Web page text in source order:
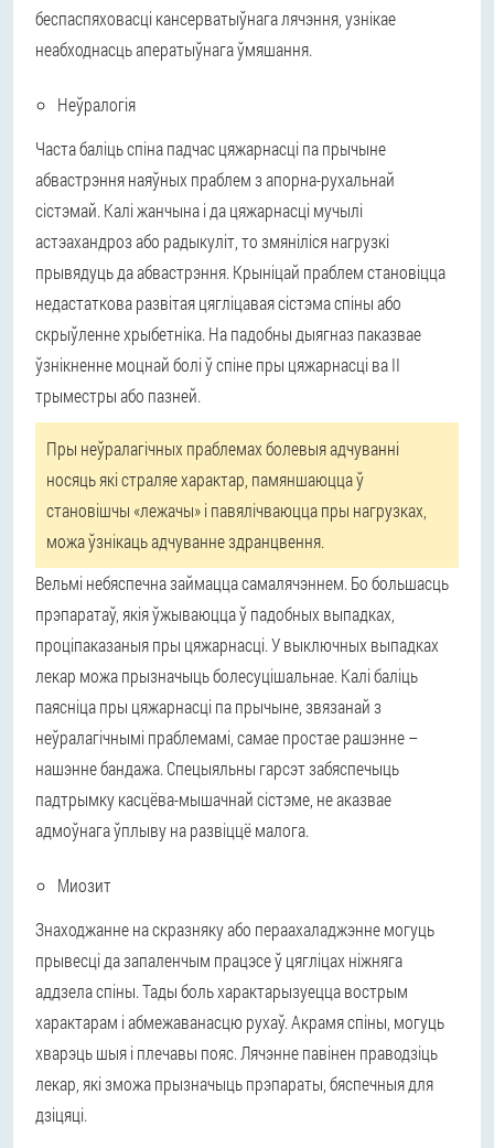
беспаспяховасці кансерватыўнага лячэння, узнікае
неабходнасць аператыўнага ўмяшання.
Неўралогія
Часта баліць спіна падчас цяжарнасці па прычыне
абвастрэння наяўных праблем з апорна-рухальнай
сістэмай. Калі жанчына і да цяжарнасці мучылі
астэахандроз або радыкуліт, то змяніліся нагрузкі
прывядуць да абвастрэння. Крыніцай праблем становіцца
недастаткова развітая цягліцавая сістэма спіны або
скрыўленне хрыбетніка. На падобны дыягназ паказвае
ўзнікненне моцнай болі ў спіне пры цяжарнасці ва II
трыместры або пазней.
Пры неўралагічных праблемах болевыя адчуванні
носяць які страляе характар, памяншаюцца ў
становішчы «лежачы» і павялічваюцца пры нагрузках,
можа ўзнікаць адчуванне здранцвення.
Вельмі небяспечна займацца самалячэннем. Бо большасць
прэпаратаў, якія ўжываюцца ў падобных выпадках,
проціпаказаныя пры цяжарнасці. У выключных выпадках
лекар можа прызначыць болесуцішальнае. Калі баліць
паясніца пры цяжарнасці па прычыне, звязанай з
неўралагічнымі праблемамі, самае простае рашэнне –
нашэнне бандажа. Спецыяльны гарсэт забяспечыць
падтрымку касцёва-мышачнай сістэме, не аказвае
адмоўнага ўплыву на развіццё малога.
Миозит
Знаходжанне на скразняку або пераахаладжэнне могуць
прывесці да запаленчым працэсе ў цягліцах ніжняга
аддзела спіны. Тады боль характарызуецца вострым
характарам і абмежаванасцю рухаў. Акрамя спіны, могуць
хварэць шыя і плечавы пояс. Лячэнне павінен праводзіць
лекар, які зможа прызначыць прэпараты, бяспечныя для
дзіцяці.